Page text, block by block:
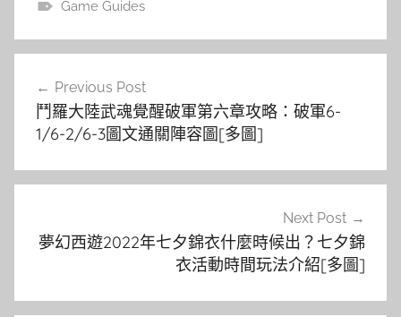
Game Guides
導
覽
Previous Post
鬥羅大陸武魂覺醒破軍第六章攻略：破軍6-
1/6-2/6-3圖文通關陣容圖[多圖]
Next Post
夢幻西遊2022年七夕錦衣什麼時候出？七夕錦
衣活動時間玩法介紹[多圖]